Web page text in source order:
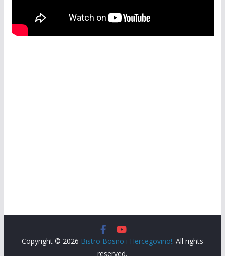
Copyright © 2026 Bistro Bosno i Hercegovino!. All rights
reserved.